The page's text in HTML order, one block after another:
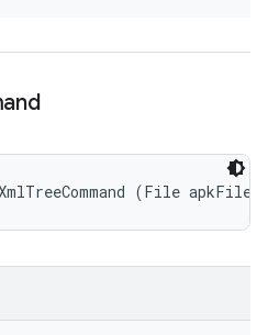
(File apkFile)